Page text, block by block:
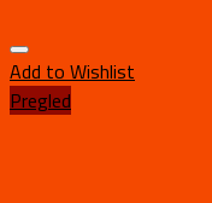
Add to Wishlist
Pregled